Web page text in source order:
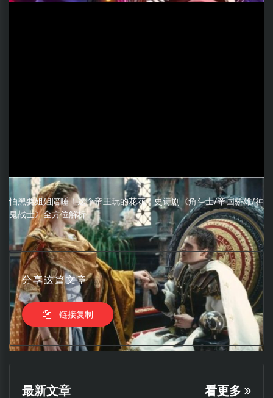
怕黑要姐姐陪睡！这个帝王玩的花花！史诗剧《角斗士/帝国骄雄/神
鬼战士》全方位解析
分享这篇文章
链接复制
最新文章 看更多